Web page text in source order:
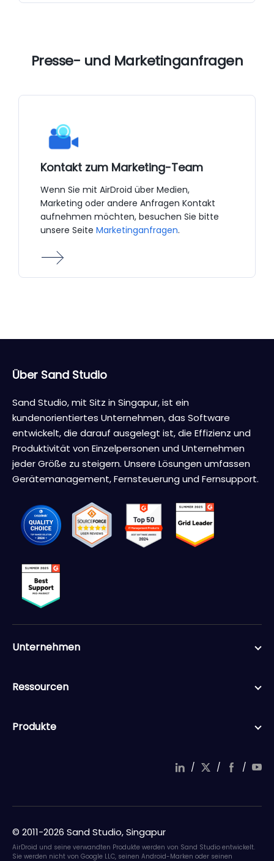
Presse- und Marketinganfragen
Kontakt zum Marketing-Team
Wenn Sie mit AirDroid über Medien,
Marketing oder andere Anfragen Kontakt
aufnehmen möchten, besuchen Sie bitte
unsere Seite Marketinganfragen.
Über Sand Studio
Sand Studio, mit Sitz in Singapur, ist ein
kundenorientiertes Unternehmen, das Software
entwickelt, die darauf ausgelegt ist, die Effizienz und
Produktivität von Einzelpersonen und Unternehmen
jeder Größe zu steigern. Unsere Lösungen umfassen
Gerätemanagement, Fernsteuerung und Fernsupport.
Unternehmen
Ressourcen
Produkte
/ / /
© 2011-2026 Sand Studio, Singapur
AirDroid und seine verwandten Produkte werden von Sand Studio entwickelt.
Sie werden nicht von Google LLC, seinen Android-Marken oder seinen